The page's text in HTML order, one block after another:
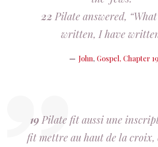
22 Pilate answered,
written, I have
John, Gospel, Chapter 19
19 Pilate fit aussi une
fit mettre au haut de la croix,